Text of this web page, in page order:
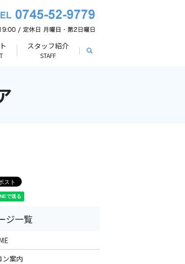
スタッフ紹介
STAFF search
ン案内